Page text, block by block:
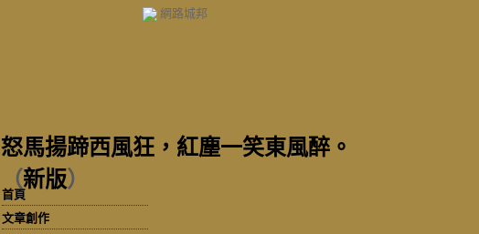
網路城邦
怒馬揚蹄西風狂，紅塵一笑東風醉。
（新版）
首頁
文章創作